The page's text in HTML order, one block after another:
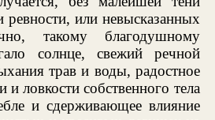
или невысказанных
такому благодушному
солнце, свежий речной
трав и воды, радостное
ловкости собственного тела
и сдерживающее влияние